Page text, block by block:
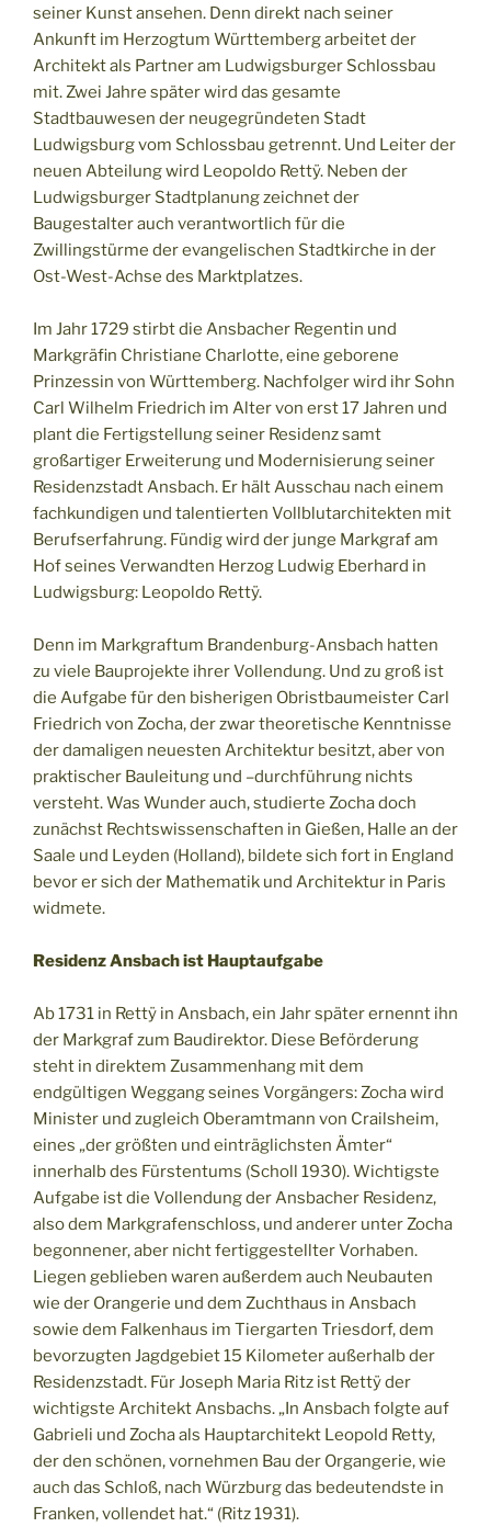
seiner Kunst ansehen. Denn direkt nach seiner
Ankunft im Herzogtum Württemberg arbeitet der
Architekt als Partner am Ludwigsburger Schlossbau
mit. Zwei Jahre später wird das gesamte
Stadtbauwesen der neugegründeten Stadt
Ludwigsburg vom Schlossbau getrennt. Und Leiter der
neuen Abteilung wird Leopoldo Rettÿ. Neben der
Ludwigsburger Stadtplanung zeichnet der
Baugestalter auch verantwortlich für die
Zwillingstürme der evangelischen Stadtkirche in der
Ost-West-Achse des Marktplatzes.
Im Jahr 1729 stirbt die Ansbacher Regentin und
Markgräfin Christiane Charlotte, eine geborene
Prinzessin von Württemberg. Nachfolger wird ihr Sohn
Carl Wilhelm Friedrich im Alter von erst 17 Jahren und
plant die Fertigstellung seiner Residenz samt
großartiger Erweiterung und Modernisierung seiner
Residenzstadt Ansbach. Er hält Ausschau nach einem
fachkundigen und talentierten Vollblutarchitekten mit
Berufserfahrung. Fündig wird der junge Markgraf am
Hof seines Verwandten Herzog Ludwig Eberhard in
Ludwigsburg: Leopoldo Rettÿ.
Denn im Markgraftum Brandenburg-Ansbach hatten
zu viele Bauprojekte ihrer Vollendung. Und zu groß ist
die Aufgabe für den bisherigen Obristbaumeister Carl
Friedrich von Zocha, der zwar theoretische Kenntnisse
der damaligen neuesten Architektur besitzt, aber von
praktischer Bauleitung und –durchführung nichts
versteht. Was Wunder auch, studierte Zocha doch
zunächst Rechtswissenschaften in Gießen, Halle an der
Saale und Leyden (Holland), bildete sich fort in England
bevor er sich der Mathematik und Architektur in Paris
widmete.
Residenz Ansbach ist Hauptaufgabe
Ab 1731 in Rettÿ in Ansbach, ein Jahr später ernennt ihn
der Markgraf zum Baudirektor. Diese Beförderung
steht in direktem Zusammenhang mit dem
endgültigen Weggang seines Vorgängers: Zocha wird
Minister und zugleich Oberamtmann von Crailsheim,
eines „der größten und einträglichsten Ämter“
innerhalb des Fürstentums (Scholl 1930). Wichtigste
Aufgabe ist die Vollendung der Ansbacher Residenz,
also dem Markgrafenschloss, und anderer unter Zocha
begonnener, aber nicht fertiggestellter Vorhaben.
Liegen geblieben waren außerdem auch Neubauten
wie der Orangerie und dem Zuchthaus in Ansbach
sowie dem Falkenhaus im Tiergarten Triesdorf, dem
bevorzugten Jagdgebiet 15 Kilometer außerhalb der
Residenzstadt. Für Joseph Maria Ritz ist Rettÿ der
wichtigste Architekt Ansbachs. „In Ansbach folgte auf
Gabrieli und Zocha als Hauptarchitekt Leopold Retty,
der den schönen, vornehmen Bau der Organgerie, wie
auch das Schloß, nach Würzburg das bedeutendste in
Franken, vollendet hat.“ (Ritz 1931).